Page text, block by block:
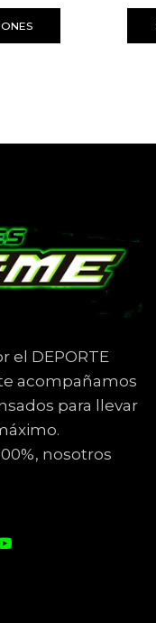
el DEPORTE
acompañamos
para llevar
nosotros